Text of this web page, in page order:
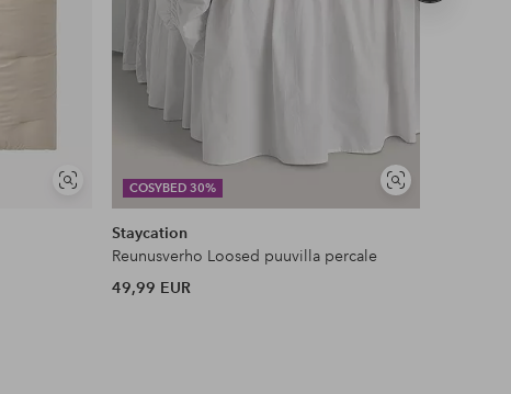
Näytä
samankaltaisia
COSYBED 30%
Näytä
samankaltaisia
Staycation
Reunusverho Loosed puuvilla percale
49,99 EUR